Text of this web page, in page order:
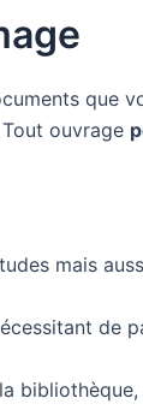
que
ouvrage
mais
de